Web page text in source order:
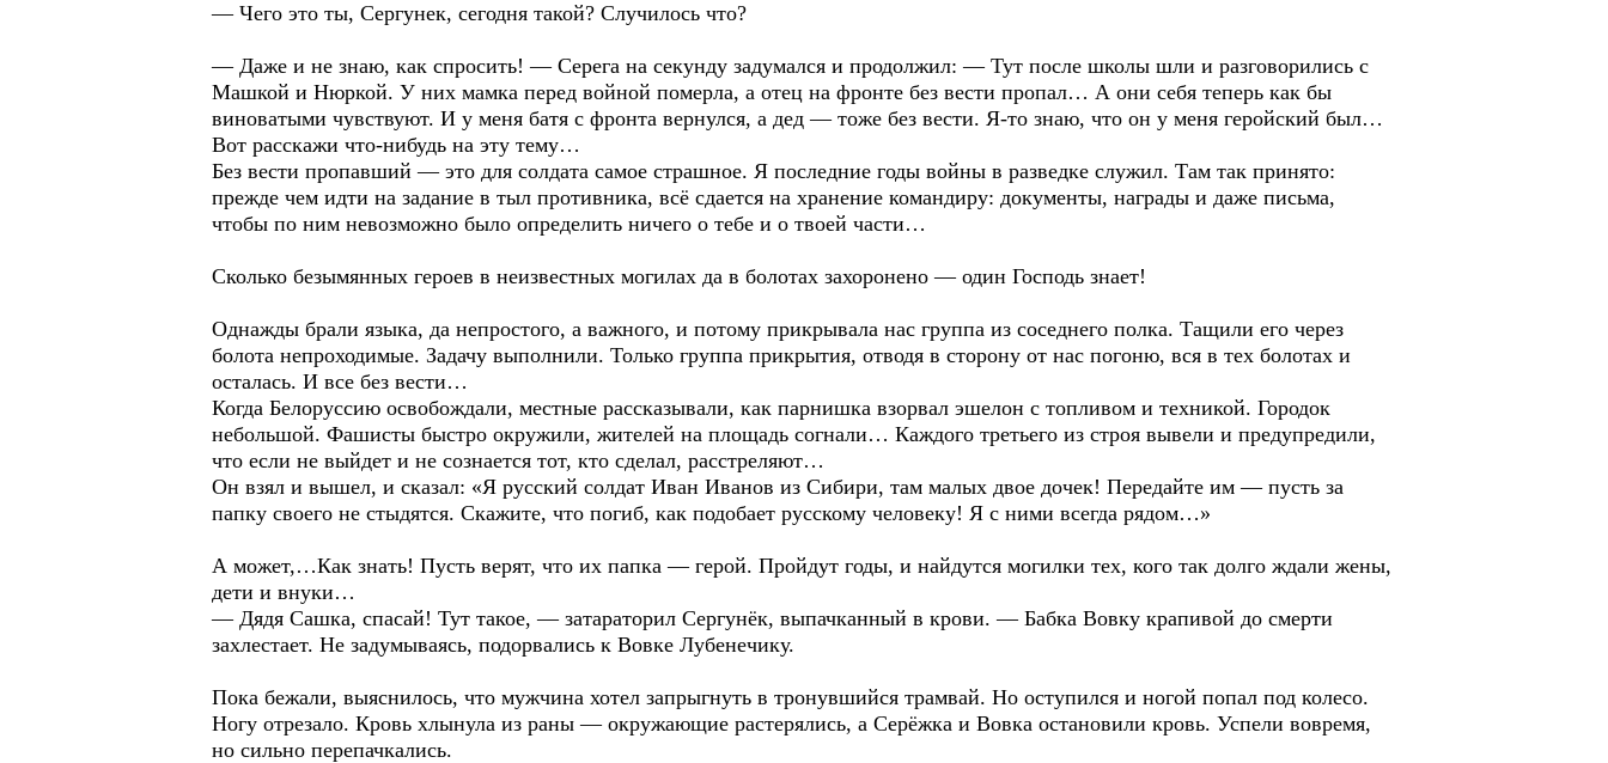
— Чего это ты, Сергунек, сегодня такой? Случилось что?
— Даже и не знаю, как спросить! — Серега на секунду задумался и продолжил: — Тут после школы шли и разговорились с
Машкой и Нюркой. У них мамка перед войной померла, а отец на фронте без вести пропал… А они себя теперь как бы
виноватыми чувствуют. И у меня батя с фронта вернулся, а дед — тоже без вести. Я-то знаю, что он у меня геройский был…
Вот расскажи что-нибудь на эту тему…
Без вести пропавший — это для солдата самое страшное. Я последние годы войны в разведке служил. Там так принято:
прежде чем идти на задание в тыл противника, всё сдается на хранение командиру: документы, награды и даже письма,
чтобы по ним невозможно было определить ничего о тебе и о твоей части…
Сколько безымянных героев в неизвестных могилах да в болотах захоронено — один Господь знает!
Однажды брали языка, да непростого, а важного, и потому прикрывала нас группа из соседнего полка. Тащили его через
болота непроходимые. Задачу выполнили. Только группа прикрытия, отводя в сторону от нас погоню, вся в тех болотах и
осталась. И все без вести…
Когда Белоруссию освобождали, местные рассказывали, как парнишка взорвал эшелон с топливом и техникой. Городок
небольшой. Фашисты быстро окружили, жителей на площадь согнали… Каждого третьего из строя вывели и предупредили,
что если не выйдет и не сознается тот, кто сделал, расстреляют…
Он взял и вышел, и сказал: «Я русский солдат Иван Иванов из Сибири, там малых двое дочек! Передайте им — пусть за
папку своего не стыдятся. Скажите, что погиб, как подобает русскому человеку! Я с ними всегда рядом…»
А может,…Как знать! Пусть верят, что их папка — герой. Пройдут годы, и найдутся могилки тех, кого так долго ждали жены,
дети и внуки…
— Дядя Сашка, спасай! Тут такое, — затараторил Сергунёк, выпачканный в крови. — Бабка Вовку крапивой до смерти
захлестает. Не задумываясь, подорвались к Вовке Лубенечику.
Пока бежали, выяснилось, что мужчина хотел запрыгнуть в тронувшийся трамвай. Но оступился и ногой попал под колесо.
Ногу отрезало. Кровь хлынула из раны — окружающие растерялись, а Серёжка и Вовка остановили кровь. Успели вовремя,
но сильно перепачкались.